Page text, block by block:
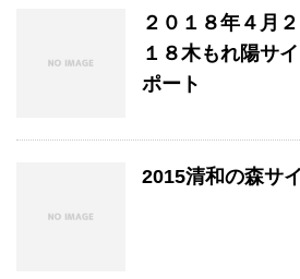
２０１８年４月
１８木もれ陽サ
ポート
2015清和の森サ